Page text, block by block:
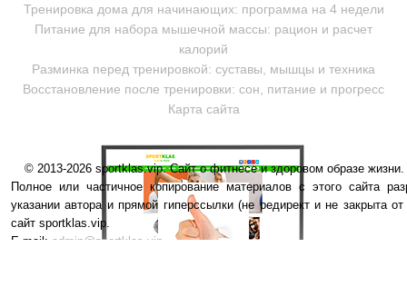
Тренировка дома для начинающих: программа на 4 недели
Питание для набора мышечной массы: рацион и расчет
калорий
Разминка перед тренировкой: суставы, мышцы и техника
Восстановление после тренировки: сон, питание и прогресс
Карта сайта
© 2013-2026 sportklas.vip. Сайт о фитнесе и здоровом образе
Полное или частичное копирование материалов с этого сайта
указании автора и прямой гиперссылки (не редирект и не закрыта
сайт sportklas.vip.
E-mail: admin@sportklas.vip